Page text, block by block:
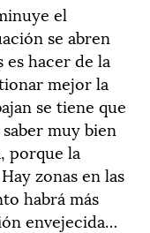
el
se abren
es hacer de la
mejor la
se tiene que
muy bien
porque la
zonas en las
habrá más
envejecida…